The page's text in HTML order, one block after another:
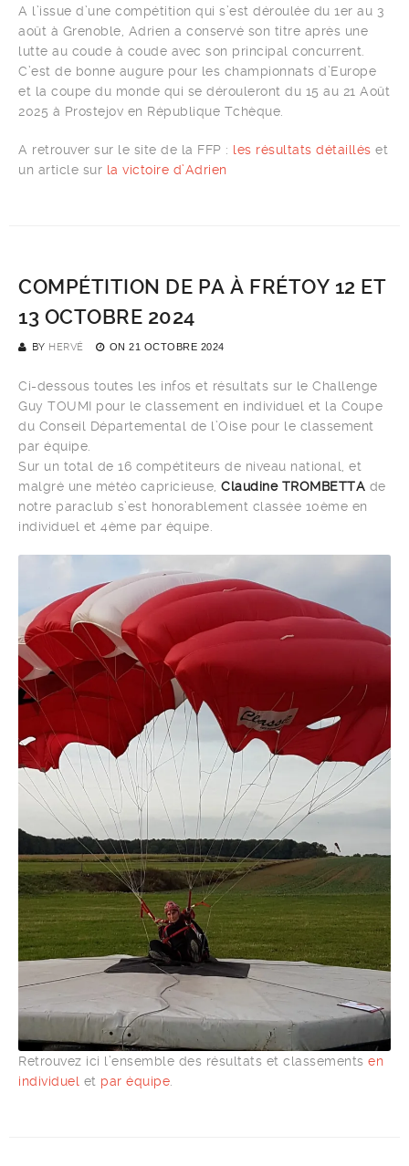
A l’issue d’une compétition qui s’est déroulée du 1er au 3
août à Grenoble, Adrien a conservé son titre après une
lutte au coude à coude avec son principal concurrent.
C’est de bonne augure pour les championnats d’Europe
et la coupe du monde qui se dérouleront du 15 au 21 Août
2025 à Prostejov en République Tchèque.
A retrouver sur le site de la FFP : les résultats détaillés et
un article sur la victoire d’Adrien
COMPÉTITION DE PA À FRÉTOY 12 ET
13 OCTOBRE 2024
BY HERVÉ ON 21 OCTOBRE 2024
Ci-dessous toutes les infos et résultats sur le Challenge
Guy TOUMI pour le classement en individuel et la Coupe
du Conseil Départemental de l’Oise pour le classement
par équipe.
Sur un total de 16 compétiteurs de niveau national, et
malgré une météo capricieuse, Claudine TROMBETTA de
notre paraclub s’est honorablement classée 10ème en
individuel et 4ème par équipe.
Retrouvez ici l’ensemble des résultats et classements en
individuel et par équipe